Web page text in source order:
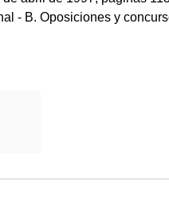
- B. Oposiciones y